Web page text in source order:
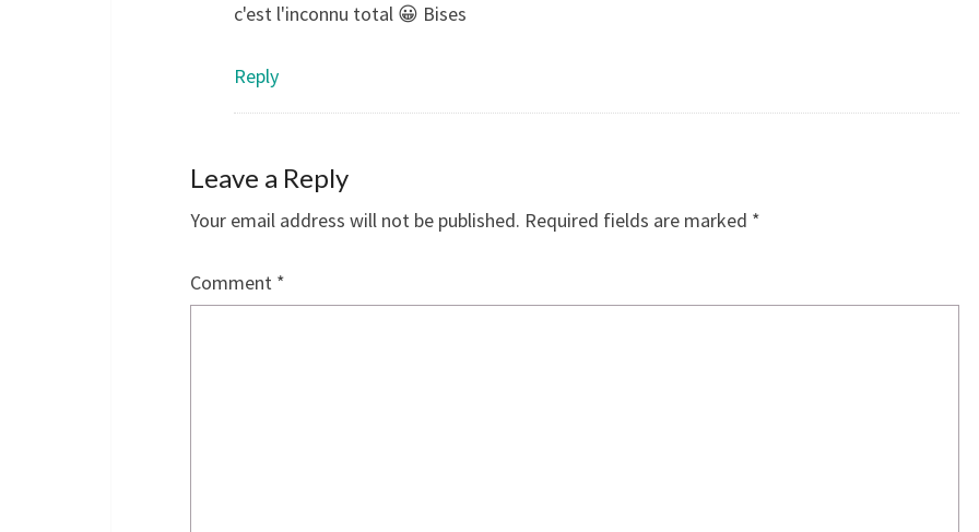
c'est l'inconnu total 😀 Bises
Reply
Leave a Reply
Your email address will not be published. Required fields are marked *
Comment *